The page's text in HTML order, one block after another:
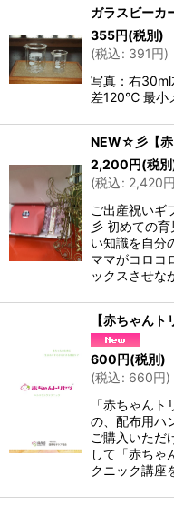
ガラスビーカ
355円(税別)
(税込: 391円)
写真：右
差120℃ 最小
NEW☆彡【赤
2,200円(税
(税込: 2,420円
ご出産祝いギ
彡 初めての
い知識を自分
ママがコロコ
ックスさせな
【赤ちゃん
600円(税別)
(税込: 660円)
「赤ちゃん
の、配布用ハ
ご購入いただ
して「赤ちゃ
クニック講座